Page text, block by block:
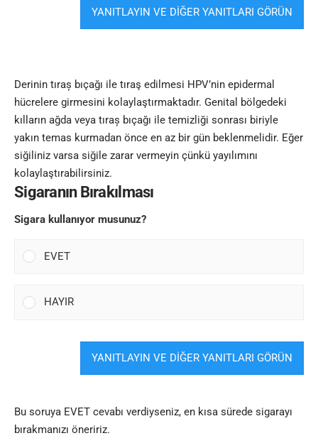
YANITLAYIN VE DİĞER YANITLARI GÖRÜN
Derinin tıraș bıçağı ile tıraş edilmesi HPV’nin epidermal
hücrelere girmesini kolaylaştırmaktadır. Genital bölgedeki
kılların ağda veya tıraș bıçağı ile temizliği sonrası biriyle
yakın temas kurmadan önce en az bir gün beklenmelidir. Eğer
siğiliniz varsa siğile zarar vermeyin çünkü yayılımını
kolaylaştırabilirsiniz.
Sigaranın Bırakılması
Sigara kullanıyor musunuz?
EVET
HAYIR
YANITLAYIN VE DİĞER YANITLARI GÖRÜN
Bu soruya EVET cevabı verdiyseniz, en kısa sürede sigarayı
bırakmanızı öneririz.